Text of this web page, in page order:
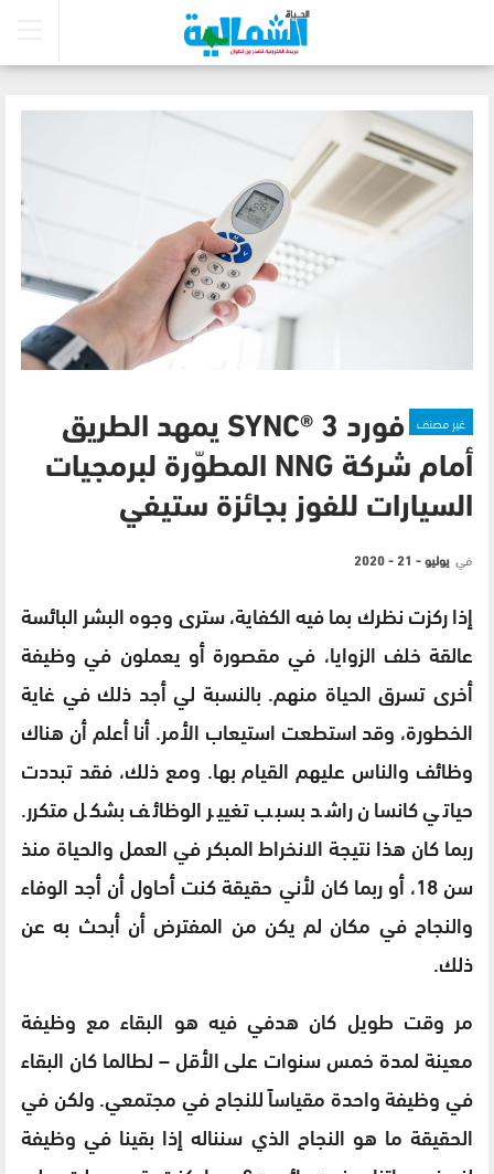
غير مصنف
فورد SYNC® 3 يمهد الطريق
أمام شركة NNG المطوّرة لبرمجيات
السيارات للفوز بجائزة ستيفي
في يوليو - 21 - 2020
إذا ركزت نظرك بما فيه الكفاية، سترى وجوه البشر البائسة
عالقة خلف الزوايا، في مقصورة أو يعملون في وظيفة
أخرى تسرق الحياة منهم. بالنسبة لي أجد ذلك في غاية
الخطورة، وقد استطعت استيعاب الأمر. أنا أعلم أن هناك
وظائف والناس عليهم القيام بها. ومع ذلك، فقد تبددت
حياتي كانسان راشد بسبب تغيير الوظائف بشكل متكرر.
ربما كان هذا نتيجة الانخراط المبكر في العمل والحياة منذ
سن 18، أو ربما كان لأني حقيقة كنت أحاول أن أجد الوفاء
والنجاح في مكان لم يكن من المفترض أن أبحث به عن
ذلك.
مر وقت طويل كان هدفي فيه هو البقاء مع وظيفة
معينة لمدة خمس سنوات على الأقل – لطالما كان البقاء
في وظيفة واحدة مقياساً للنجاح في مجتمعي. ولكن في
الحقيقة ما هو النجاح الذي سنناله إذا بقينا في وظيفة